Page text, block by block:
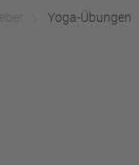
Yoga-Übungen